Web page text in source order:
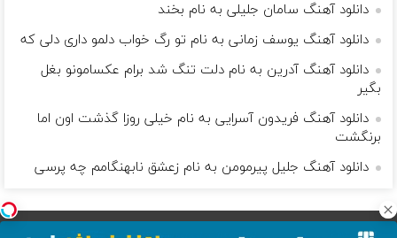
دانلود آهنگ سامان جلیلی به نام بخند
دانلود آهنگ یوسف زمانی به نام تو رگ خواب دلمو داری دلی که
دانلود آهنگ آدرین به نام دلت تنگ شد برام عکسامونو بغل
بگیر
دانلود آهنگ فریدون آسرایی به نام خیلی روزا گذشت اون اما
برنگشت
دانلود آهنگ جلیل پیرمومن به نام زعشق نابهنگامم چه پرسى